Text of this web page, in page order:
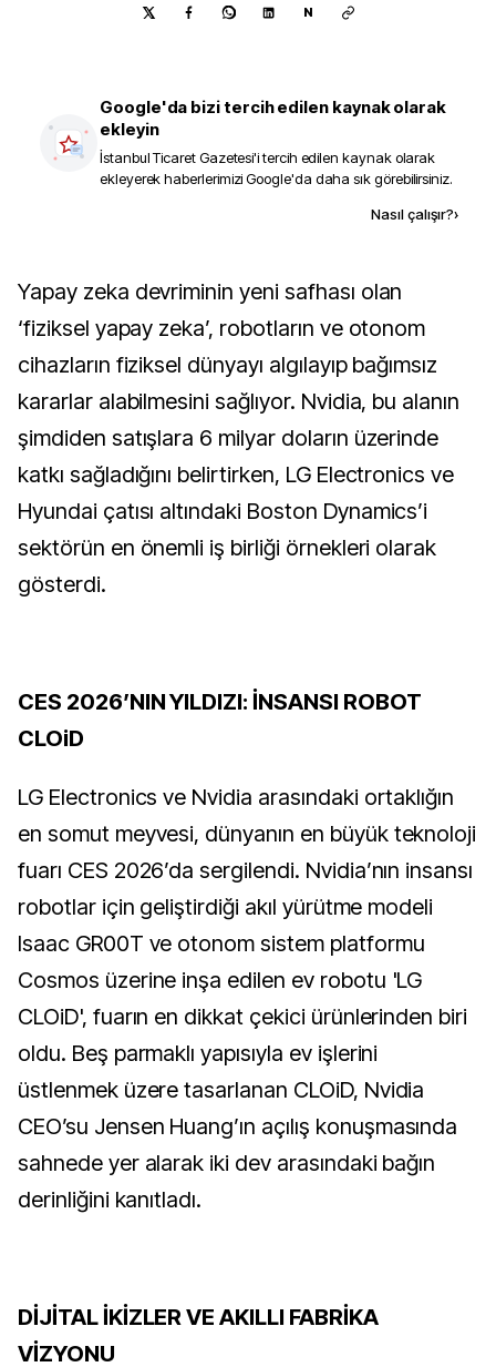
N
Google'da bizi tercih edilen kaynak olarak
ekleyin
İstanbul Ticaret Gazetesi'i tercih edilen kaynak olarak
ekleyerek haberlerimizi Google'da daha sık görebilirsiniz.
Nasıl çalışır?›
Yapay zeka devriminin yeni safhası olan
‘fiziksel yapay zeka’, robotların ve otonom
cihazların fiziksel dünyayı algılayıp bağımsız
kararlar alabilmesini sağlıyor. Nvidia, bu alanın
şimdiden satışlara 6 milyar doların üzerinde
katkı sağladığını belirtirken, LG Electronics ve
Hyundai çatısı altındaki Boston Dynamics’i
sektörün en önemli iş birliği örnekleri olarak
gösterdi.
CES 2026’NIN YILDIZI: İNSANSI ROBOT
CLOiD
LG Electronics ve Nvidia arasındaki ortaklığın
en somut meyvesi, dünyanın en büyük teknoloji
fuarı CES 2026’da sergilendi. Nvidia’nın insansı
robotlar için geliştirdiği akıl yürütme modeli
Isaac GR00T ve otonom sistem platformu
Cosmos üzerine inşa edilen ev robotu 'LG
CLOiD', fuarın en dikkat çekici ürünlerinden biri
oldu. Beş parmaklı yapısıyla ev işlerini
üstlenmek üzere tasarlanan CLOiD, Nvidia
CEO’su Jensen Huang’ın açılış konuşmasında
sahnede yer alarak iki dev arasındaki bağın
derinliğini kanıtladı.
DİJİTAL İKİZLER VE AKILLI FABRİKA
VİZYONU